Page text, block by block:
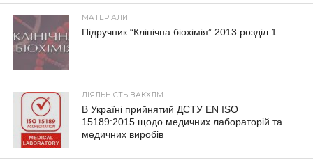
МАТЕРІАЛИ
Підручник “Клінічна біохімія” 2013 розділ 1
ДІЯЛЬНІСТЬ ВАКХЛМ
В Україні прийнятий ДСТУ EN ISO
15189:2015 щодо медичних лабораторій та
медичних виробів